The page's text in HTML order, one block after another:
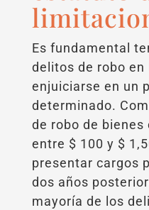
Es fundamental
delitos de robo en
enjuiciarse en un
determinado.
de robo de
entre $ 100 y $
presentar cargos
dos años
mayoría de los